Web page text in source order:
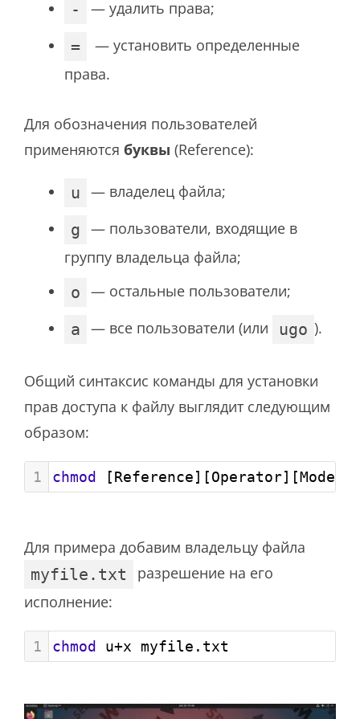
-
— удалить права;
=
— установить определенные
права.
Для обозначения пользователей
применяются буквы (Reference):
u — владелец файла;
g — пользователи, входящие в
группу владельца файла;
o — остальные пользователи;
a — все пользователи (или ugo ).
Общий синтаксис команды для установки
прав доступа к файлу выглядит следующим
образом:
1 chmod [Reference][Operator][Modes]
Для примера добавим владельцу файла
myfile.txt
разрешение на его
исполнение:
1 chmod u+x myfile.txt